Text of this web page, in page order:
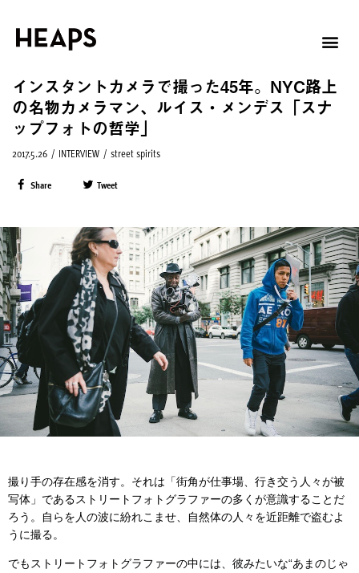
インスタントカメラで撮った45年。NYC路上
の名物カメラマン、ルイス・メンデス「スナ
ップフォトの哲学」
2017.5.26 / INTERVIEW / street spirits
Share Tweet
撮り手の存在感を消す。それは「街角が仕事場、行き交う人々が被
写体」であるストリートフォトグラファーの多くが意識することだ
ろう。自らを人の波に紛れこませ、自然体の人々を近距離で盗むよ
うに撮る。
でもストリートフォトグラファーの中には、彼みたいな“あまのじゃ